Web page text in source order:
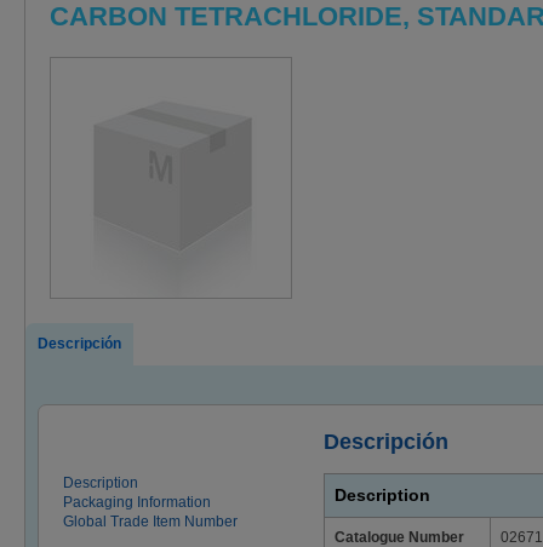
CARBON TETRACHLORIDE,
Descripción
Descripción
Description
Packaging Information
Global Trade Item Number
Description
Catalogue Number